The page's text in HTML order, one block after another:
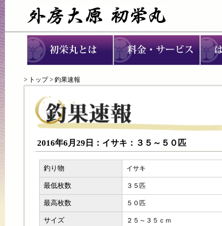
> トップ> 釣果速報
2016年6月29日：イサキ：３５～５０匹
釣り物 イサキ
最低枚数 ３５匹
最高枚数 ５０匹
サイズ ２５～３５ｃｍ